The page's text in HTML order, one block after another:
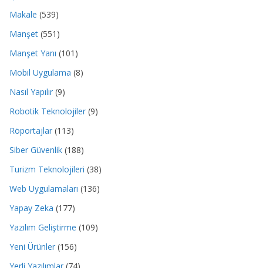
Makale (539)
Manşet (551)
Manşet Yanı (101)
Mobil Uygulama (8)
Nasıl Yapılır (9)
Robotik Teknolojiler (9)
Röportajlar (113)
Siber Güvenlik (188)
Turizm Teknolojileri (38)
Web Uygulamaları (136)
Yapay Zeka (177)
Yazılım Geliştirme (109)
Yeni Ürünler (156)